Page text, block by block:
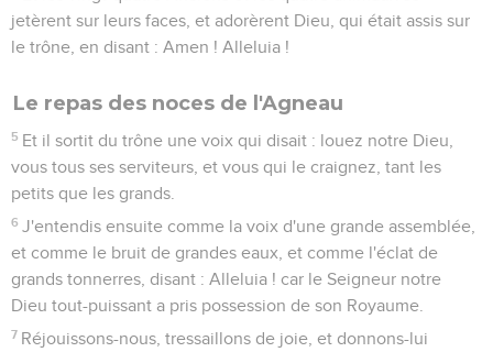
jetèrent sur leurs faces, et adorèrent Dieu, qui était assis sur
le trône, en disant : Amen ! Alleluia !
Le repas des noces de l'Agneau
5 Et il sortit du trône une voix qui disait : louez notre Dieu,
vous tous ses serviteurs, et vous qui le craignez, tant les
petits que les grands.
6 J'entendis ensuite comme la voix d'une grande assemblée,
et comme le bruit de grandes eaux, et comme l'éclat de
grands tonnerres, disant : Alleluia ! car le Seigneur notre
Dieu tout-puissant a pris possession de son Royaume.
7 Réjouissons-nous, tressaillons de joie, et donnons-lui